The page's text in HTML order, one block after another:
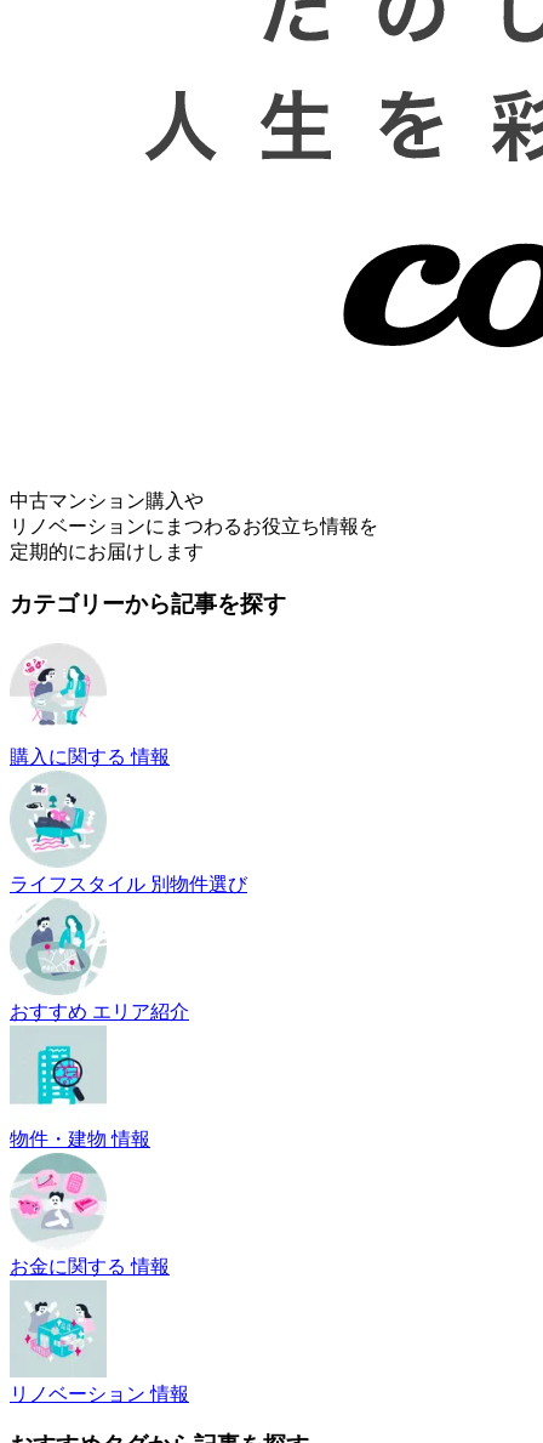
中古マンション購入や
リノベーションにまつわるお役立ち情報を
定期的にお届けします
カテゴリーから記事を探す
購入に関する 情報
ライフスタイル 別物件選び
おすすめ エリア紹介
物件・建物 情報
お金に関する 情報
リノベーション 情報